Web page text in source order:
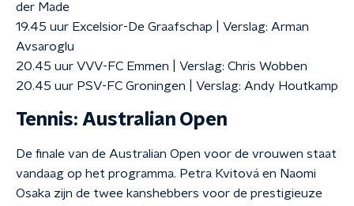
der Made
19.45 uur Excelsior-De Graafschap | Verslag: Arman
Avsaroglu
20.45 uur VVV-FC Emmen | Verslag: Chris Wobben
20.45 uur PSV-FC Groningen | Verslag: Andy Houtkamp
Tennis: Australian Open
De finale van de Australian Open voor de vrouwen staat
vandaag op het programma. Petra Kvitová en Naomi
Osaka zijn de twee kanshebbers voor de prestigieuze